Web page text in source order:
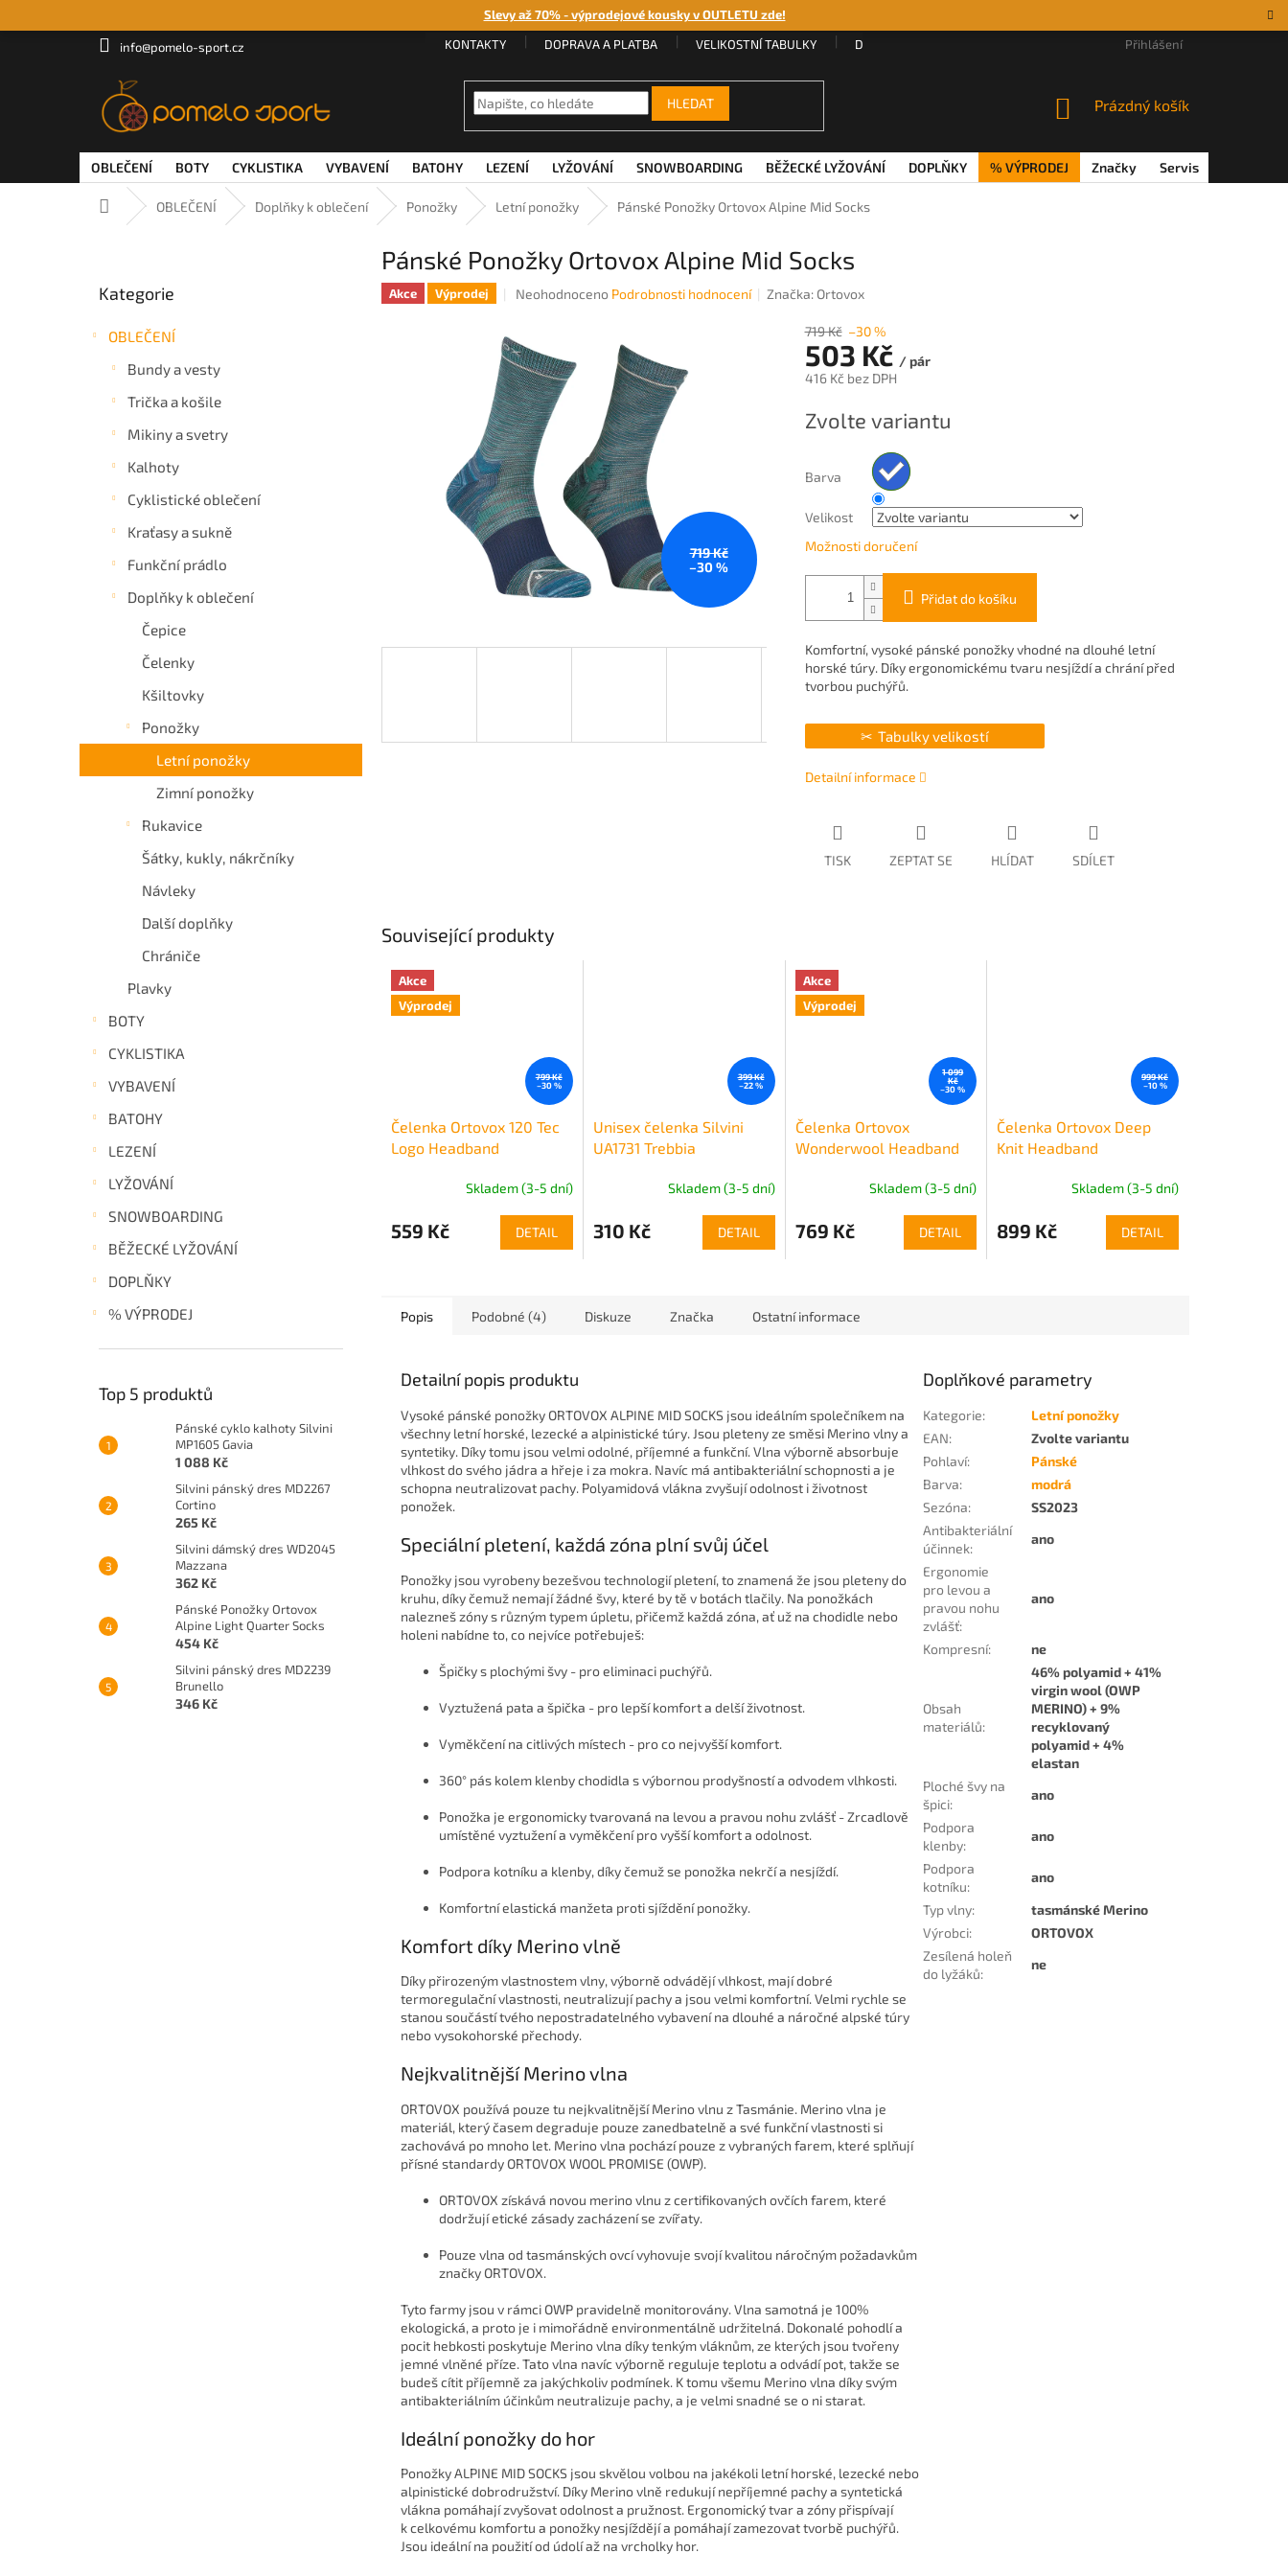
Slevy až 70% - výprodejové kousky v OUTLETU zde!
info@pomelo-sport.cz KONTAKTY DOPRAVA A PLATBA VELIKOSTNÍ TABULKY DÁRKOVÉ POUKAZY VĚRNOSTNÍ PROGRAM
Přihlášení
HLEDAT
NÁKUPNÍ
Prázdný košík
OBLEČENÍ BOTY CYKLISTIKA VYBAVENÍ BATOHY LEZENÍ LYŽOVÁNÍ SNOWBOARDING BĚŽECKÉ LYŽOVÁNÍ DOPLŇKY % VÝPRODEJ Značky Servis
Domů OBLEČENÍ Doplňky k oblečení Ponožky Letní ponožky Pánské Ponožky Ortovox Alpine Mid Socks
kategorie
Kategorie
OBLEČENÍ
Bundy a vesty
Trička a košile
Mikiny a svetry
Kalhoty
Cyklistické oblečení
Kraťasy a sukně
Funkční prádlo
Doplňky k oblečení
Čepice
Čelenky
Kšiltovky
Ponožky
Letní ponožky
Zimní ponožky
Rukavice
Šátky, kukly, nákrčníky
Návleky
Další doplňky
Chrániče
Plavky
BOTY
CYKLISTIKA
VYBAVENÍ
BATOHY
LEZENÍ
LYŽOVÁNÍ
SNOWBOARDING
BĚŽECKÉ LYŽOVÁNÍ
DOPLŇKY
% VÝPRODEJ
Top 5 produktů
Pánské cyklo kalhoty Silvini
MP1605 Gavia
1 088 Kč
Silvini pánský dres MD2267
Cortino
265 Kč
Silvini dámský dres WD2045
Mazzana
362 Kč
Pánské Ponožky Ortovox
Alpine Light Quarter Socks
454 Kč
Silvini pánský dres MD2239
Brunello
346 Kč
Pánské Ponožky Ortovox Alpine Mid Socks
Akce Výprodej
Průměrné
je
0,0
z
5
hvězdiček.
Neohodnoceno Podrobnosti hodnocení Značka: Ortovox
719 Kč
–30 %
719 Kč –30 %
503 Kč / pár
416 Kč bez DPH
cena:
Zvolte variantu
Barva
Velikost
Možnosti doručení
Přidat do košíku
Komfortní, vysoké pánské ponožky vhodné na dlouhé letní
horské túry. Díky ergonomickému tvaru nesjíždí a chrání před
tvorbou puchýřů.
Tabulky velikostí
Detailní informace
TISK ZEPTAT SE HLÍDAT SDÍLET
Související produkty
Akce
Výprodej
799 Kč
–30 %
Čelenka Ortovox 120 Tec
Logo Headband
Skladem (3-5 dní)
559 Kč DETAIL
399 Kč
–22 %
Unisex čelenka Silvini
UA1731 Trebbia
Skladem (3-5 dní)
310 Kč DETAIL
Akce
Výprodej
1 099
Kč
–30 %
Čelenka Ortovox
Wonderwool Headband
Skladem (3-5 dní)
769 Kč DETAIL
999 Kč
–10 %
Čelenka Ortovox Deep
Knit Headband
Skladem (3-5 dní)
899 Kč DETAIL
Popis Podobné (4) Diskuze Značka Ostatní informace
Detailní popis produktu
Vysoké pánské ponožky ORTOVOX ALPINE MID SOCKS jsou ideálním společníkem na
všechny letní horské, lezecké a alpinistické túry. Jsou pleteny ze směsi Merino vlny a
syntetiky. Díky tomu jsou velmi odolné, příjemné a funkční. Vlna výborně absorbuje
vlhkost do svého jádra a hřeje i za mokra. Navíc má antibakteriální schopnosti a je
schopna neutralizovat pachy. Polyamidová vlákna zvyšují odolnost i životnost
ponožek.
Speciální pletení, každá zóna plní svůj účel
Ponožky jsou vyrobeny bezešvou technologií pletení, to znamená že jsou pleteny do
kruhu, díky čemuž nemají žádné švy, které by tě v botách tlačily. Na ponožkách
nalezneš zóny s různým typem úpletu, přičemž každá zóna, ať už na chodidle nebo
holeni nabídne to, co nejvíce potřebuješ:
Špičky s plochými švy - pro eliminaci puchýřů.
Vyztužená pata a špička - pro lepší komfort a delší životnost.
Vyměkčení na citlivých místech - pro co nejvyšší komfort.
360° pás kolem klenby chodidla s výbornou prodyšností a odvodem vlhkosti.
Ponožka je ergonomicky tvarovaná na levou a pravou nohu zvlášť - Zrcadlově
umístěné vyztužení a vyměkčení pro vyšší komfort a odolnost.
Podpora kotníku a klenby, díky čemuž se ponožka nekrčí a nesjíždí.
Komfortní elastická manžeta proti sjíždění ponožky.
Komfort díky Merino vlně
Díky přirozeným vlastnostem vlny, výborně odvádějí vlhkost, mají dobré
termoregulační vlastnosti, neutralizují pachy a jsou velmi komfortní. Velmi rychle se
stanou součástí tvého nepostradatelného vybavení na dlouhé a náročné alpské túry
nebo vysokohorské přechody.
Nejkvalitnější Merino vlna
ORTOVOX používá pouze tu nejkvalitnějšíMerino vlnu z Tasmánie. Merino vlna je
materiál, který časem degraduje pouze zanedbatelně a své funkční vlastnosti si
zachovává po mnoho let. Merino vlna pochází pouze z vybraných farem, které splňují
přísné standardy ORTOVOX WOOL PROMISE (OWP).
ORTOVOX získává novou merino vlnu z certifikovaných ovčích farem, které
dodržujíetické zásady zacházení se zvířaty.
Pouze vlna od tasmánských ovcí vyhovuje svojí kvalitou náročným požadavkům
značky ORTOVOX.
Tyto farmy jsou v rámci OWP pravidelně monitorovány. Vlna samotná je 100%
ekologická, a proto je i mimořádně environmentálně udržitelná. Dokonalé pohodlí a
pocit hebkosti poskytuje Merino vlna díky tenkým vláknům, ze kterých jsou tvořeny
jemné vlněné příze. Tato vlna navíc výborně reguluje teplotu a odvádí pot, takže se
budeš cítit příjemně za jakýchkoliv podmínek. K tomu všemu Merino vlna díky svým
antibakteriálním účinkům neutralizuje pachy, a je velmi snadné se o ni starat.
Ideální ponožky do hor
Ponožky ALPINE MID SOCKS jsou skvělou volbou na jakékoli letní horské, lezecké nebo
alpinistické dobrodružství. Díky Merino vlně redukují nepříjemné pachy a syntetická
vlákna pomáhají zvyšovat odolnost a pružnost. Ergonomický tvar a zóny přispívají
k celkovému komfortu a ponožky nesjíždějí a pomáhají zamezovat tvorbě puchýřů.
Jsou ideální na použití od údolí až na vrcholky hor.
Doplňkové parametry
Kategorie:
Letní ponožky
EAN:
Zvolte variantu
Pohlaví:
Pánské
Barva:
modrá
Sezóna:
SS2023
Antibakteriální
účinnek:
ano
Ergonomie
pro levou a
pravou nohu
zvlášť:
ano
Kompresní: ne
Obsah
materiálů:
46% polyamid + 41%
virgin wool (OWP
MERINO) + 9%
recyklovaný
polyamid + 4%
elastan
Ploché švy na
špici:
ano
Podpora
klenby:
ano
Podpora
kotníku:
ano
Typ vlny:
tasmánské Merino
Výrobci:
ORTOVOX
Zesílená holeň
do lyžáků:
ne